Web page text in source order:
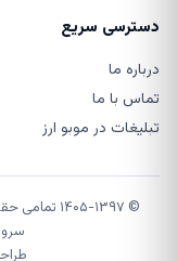
دسترسی سریع
درباره ما
تماس با ما
تبلیغات در موبو ارز
© ۱۴۰۵-